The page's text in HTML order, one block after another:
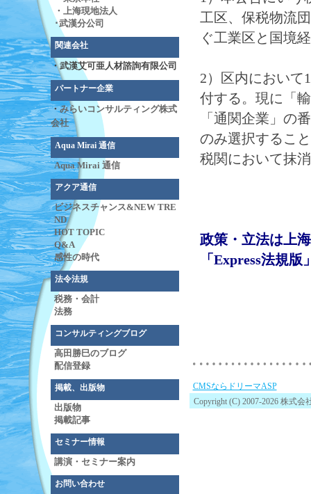
・上海現地法人
･武漢分公司
関連会社
・武漢艾可亜人材諮詢有限公司
パートナー企業
・みらいコンサルティング株式
会社
Aqua Mirai 通信
Aqua Mirai 通信
アクア通信
ビジネスチャンス&NEW TRE
ND
HOT TOPIC
Q&A
感性の時代
法令法規
税務・会計
法務
コンサルティングブログ
高田勝巳のブログ
配信登録
掲載、出版物
出版物
掲載記事
セミナー情報
講演・セミナー案内
お問い合わせ
工区、保税物流
ぐ工業区と国境
2）区内において
付する。現に「
「通関企業」の
のみ選択するこ
税関において抹
政策・立法は上
「Express法規
CMSならドリーマASP
Copyright (C) 2007-2026 株式